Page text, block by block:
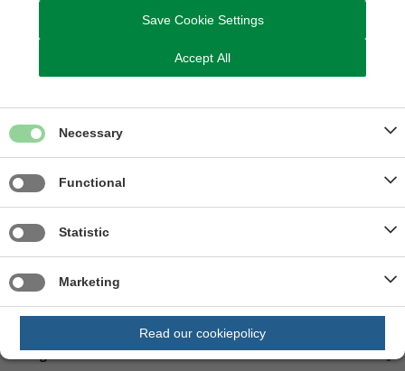
Læs mere om ordningen eller lav en
Årlig redegørelse
Skanderborg Kommune er forpligtet til mindt en gang årligt at
lave en redegørelse for brugen af ordningen. Du kan finde
redegørelsen her under.
Redegørelse for 2025
Redegørelse for 2024
Redegørelse for 2023
Save Cookie Settings
Accept All
Necessary
Functional
Statistic
Marketing
Read our cookiepolicy